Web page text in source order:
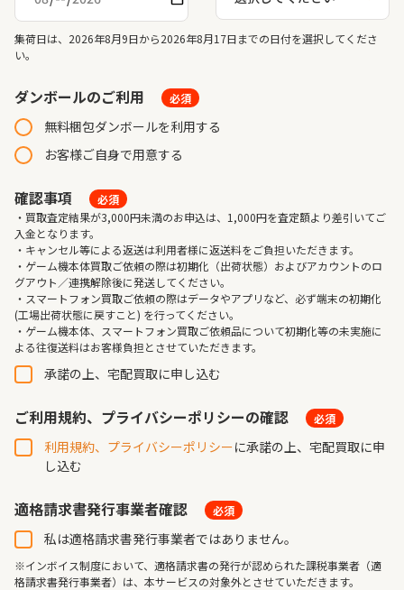
集荷日は、2026年8月9日から2026年8月17日までの日付を選択してくださ
い。
ダンボールのご利用 必須
無料梱包ダンボールを利用する
お客様ご自身で用意する
確認事項
必須
・買取査定結果が3,000円未満のお申込は、1,000円を査定額より差引いてご
入金となります。
・キャンセル等による返送は利用者様に返送料をご負担いただきます。
・ゲーム機本体買取ご依頼の際は初期化（出荷状態）およびアカウントのロ
グアウト／連携解除後に発送してください。
・スマートフォン買取ご依頼の際はデータやアプリなど、必ず端末の初期化
(工場出荷状態に戻すこと) を行ってください。
・ゲーム機本体、スマートフォン買取ご依頼品について初期化等の未実施に
よる往復送料はお客様負担とさせていただきます。
承諾の上、宅配買取に申し込む
ご利用規約、プライバシーポリシーの確認 必須
利用規約、プライバシーポリシーに承諾の上、宅配買取に申
し込む
適格請求書発行事業者確認 必須
私は適格請求書発行事業者ではありません。
※インボイス制度において、適格請求書の発行が認められた課税事業者（適
格請求書発行事業者）は、本サービスの対象外とさせていただきます。